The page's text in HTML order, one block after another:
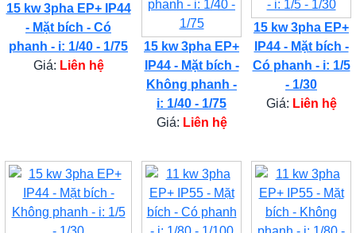
15 kw 3pha EP+ IP44
- Mặt bích - Có
phanh - i: 1/40 - 1/75
Giá: Liên hệ
15 kw 3pha EP+
IP44 - Mặt bích -
Không phanh -
i: 1/40 - 1/75
Giá: Liên hệ
15 kw 3pha EP+
IP44 - Mặt bích -
Có phanh - i: 1/5
- 1/30
Giá: Liên hệ